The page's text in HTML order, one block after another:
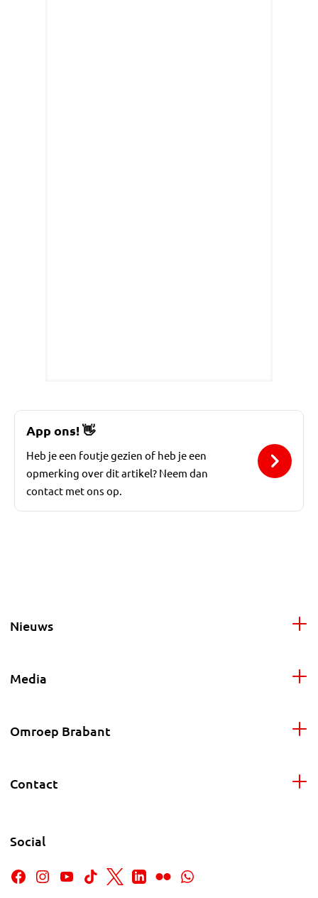
App ons!👋
Heb je een foutje gezien of heb je een
opmerking over dit artikel? Neem dan
contact met ons op.
Nieuws
Media
Omroep Brabant
Contact
Social